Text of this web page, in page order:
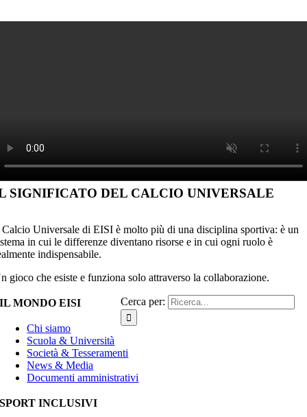
SIGNIFICATO DEL CALCIO UNIVERSALE
Universale di EISI è molto più di una disciplina sportiva: è un
in cui le differenze diventano risorse e in cui ogni ruolo è
indispensabile.
gioco che esiste e funziona solo attraverso la collaborazione.
Cerca per:
IL MONDO EISI
Chi siamo
Scuola & Università
Società & Tesseramenti
News & Media
Documenti amministrativi
SPORT INCLUSIVI